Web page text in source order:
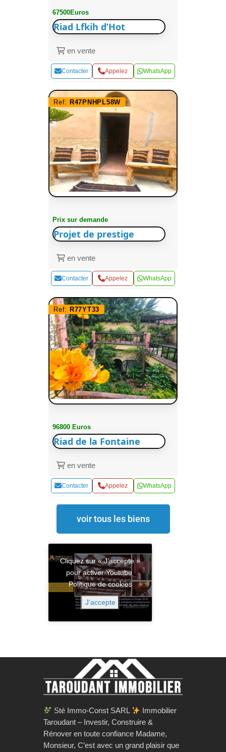
67500Euros
Riad Lfkih d’Hot
en vente
Contacter Appelez WhatsApp
Ref: R47PNHPL58W
Prix sur demande
Projet de prestige
en vente
Contacter Appelez WhatsApp
Ref: R77YT33
96800 Euros
Riad de la Fontaine
en vente
Contacter Appelez WhatsApp
voir tous les biens
Cliquez sur « J’accepte »
pour activer Youtube
Politique de cookies
J’accepte
Sté Immo-Const SARL
Immobilier
Taroudant – Investir, Construire &
Rénover en toute confiance Madame,
Monsieur, C’est avec un grand plaisir que